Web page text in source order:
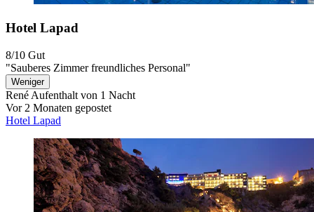
Hotel Lapad
8/10 Gut
"Sauberes Zimmer freundliches Personal"
Weniger
René Aufenthalt von 1 Nacht
Vor 2 Monaten gepostet
Hotel Lapad